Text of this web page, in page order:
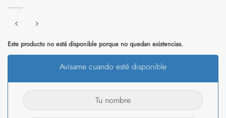
Este producto no está disponible porque no quedan existencias.
Avísame cuando esté disponible